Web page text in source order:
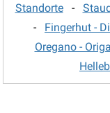
Standorte-
- Fingerhut -
Oregano -